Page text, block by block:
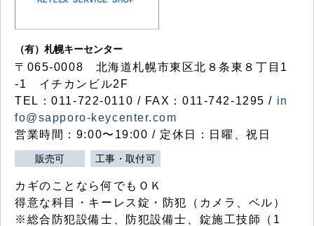
（有）札幌キーセンター
〒065-0008 北海道札幌市東区北８条東８丁目1
-1 イチカンビル2F
TEL：011-722-0110 / FAX：011-742-1295 / in
fo@sapporo-keycenter.com
営業時間：9:00〜19:00 / 定休日：日曜、祝日
販売可 工事・取付可
カギのことなら何でもＯＫ
得意な科目・キーレス錠・防犯（カメラ、ベル）
※総合防犯設備士、防犯設備士、錠施工技師（1